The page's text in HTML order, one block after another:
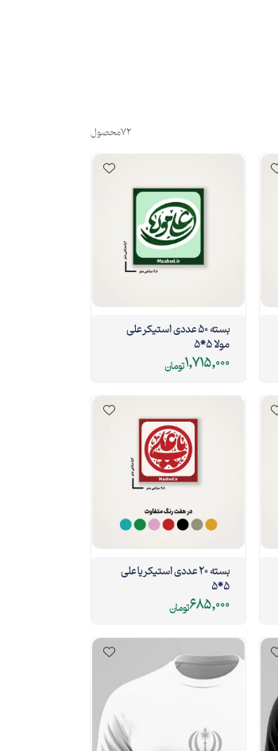
72محصول
بسته 50 عددی استیکر علی
مولا 5*5
1,715,000تومان
بسته 20 عددی استیکر یا علی
5*5
685,000تومان